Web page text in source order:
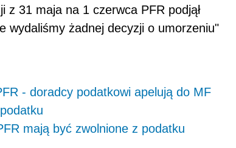
z 31 maja na 1 czerwca PFR podjął
wydaliśmy żadnej decyzji o umorzeniu"
- doradcy podatkowi apelują do MF
mają być zwolnione z podatku